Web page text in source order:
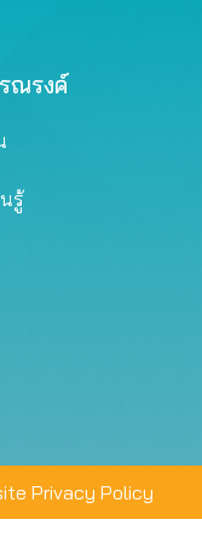
ณรงค์
รู้
Privacy Policy